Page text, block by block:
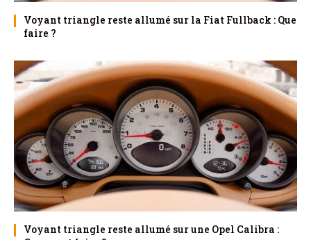
Voyant triangle reste allumé sur la Fiat Fullback : Que
faire ?
Voyant triangle reste allumé sur une Opel Calibra :